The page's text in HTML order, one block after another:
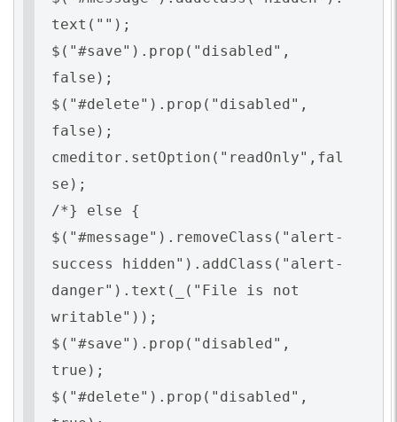
text("");
$("#save").prop("disabled",
false);
$("#delete").prop("disabled",
false);
cmeditor.setOption("readOnly",fal
se);
/*} else {
$("#message").removeClass("alert-
success hidden").addClass("alert-
danger").text(_("File is not
writable"));
$("#save").prop("disabled",
true);
$("#delete").prop("disabled",